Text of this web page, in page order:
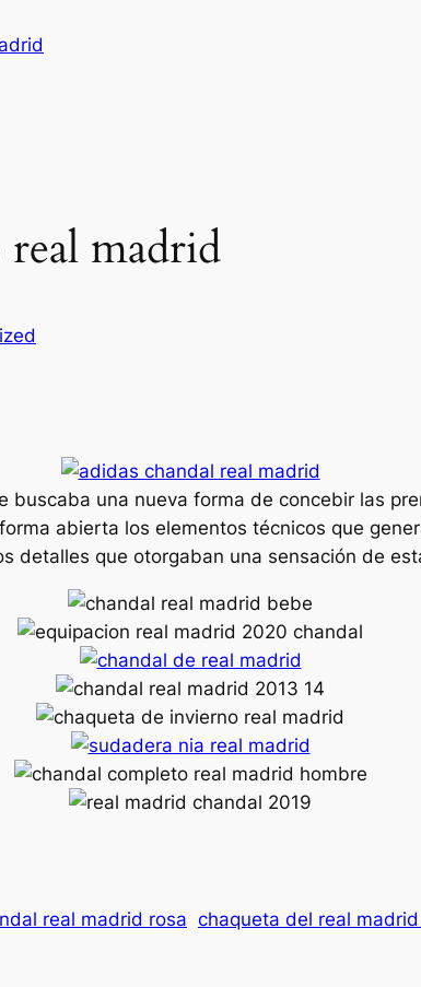
madrid
buscaba una nueva forma de concebir las
abierta los elementos técnicos que
detalles que otorgaban una sensación de
real madrid rosa chaqueta del real